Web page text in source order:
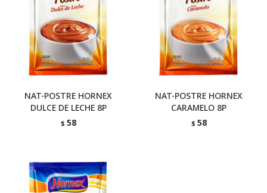
NAT-POSTRE HORNEX
DULCE DE LECHE 8P
$ 58
NAT-POSTRE HORNEX
CARAMELO 8P
$ 58